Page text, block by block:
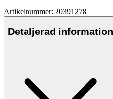
Artikelnummer: 20391278
Detaljerad information